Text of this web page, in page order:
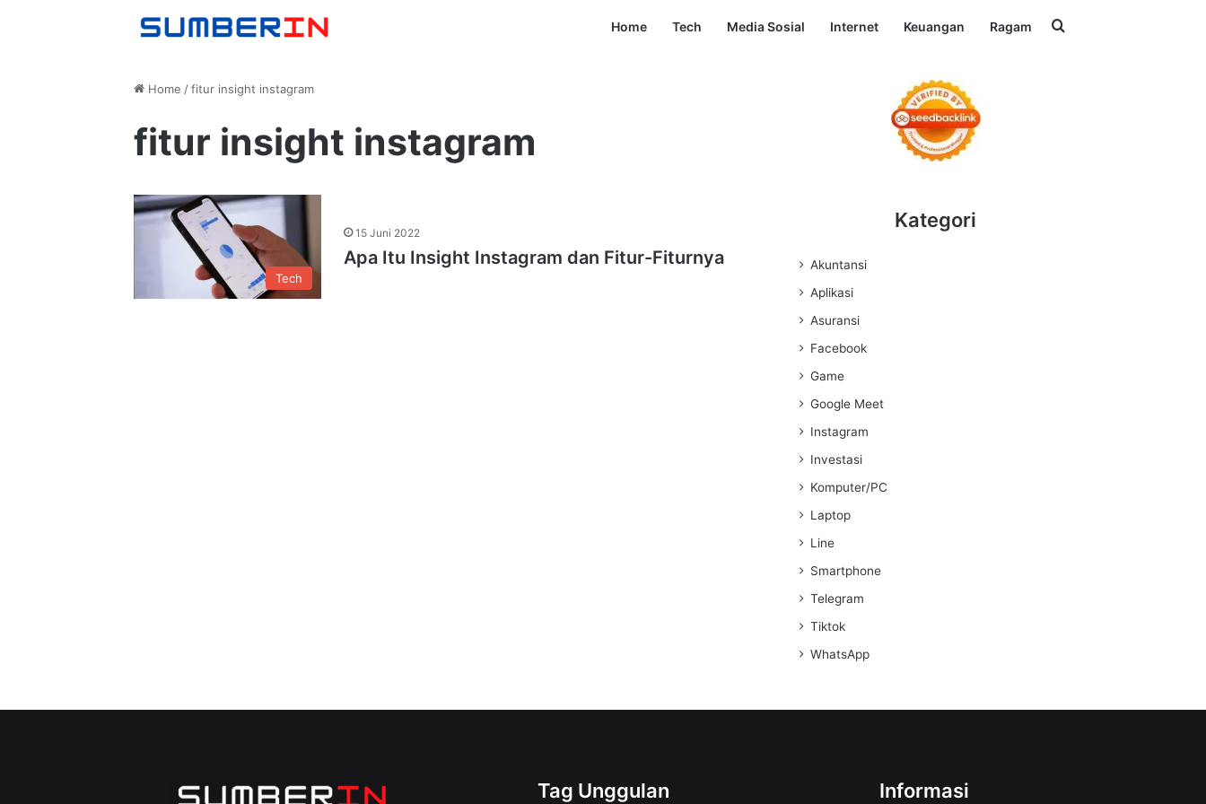
Home Tech Media Sosial Internet Keuangan Ragam Search for
Home / fitur insight instagram
fitur insight instagram
Tech
15 Juni 2022
Apa Itu Insight Instagram dan Fitur-Fiturnya
Kategori
Akuntansi
Aplikasi
Asuransi
Facebook
Game
Google Meet
Instagram
Investasi
Komputer/PC
Laptop
Line
Smartphone
Telegram
Tiktok
WhatsApp
Tag Unggulan Informasi